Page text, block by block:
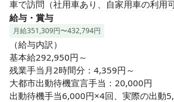
車で訪問（社用車あり、自家用車の利用可
給与・賞与
月給351,309円〜432,794円
（給与内訳）
基本給292,950円～
残業手当月2時間分：4,359円～
大都市出動待機宣言手当：20,000円
出動待機手当6,000円×4回、実際の出動